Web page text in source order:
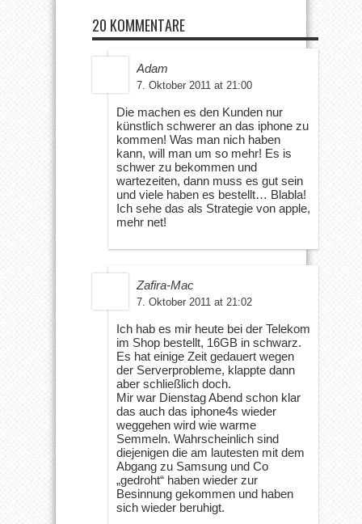
20 KOMMENTARE
Adam
7. Oktober 2011 at 21:00
Die machen es den Kunden nur
künstlich schwerer an das iphone zu
kommen! Was man nich haben
kann, will man um so mehr! Es is
schwer zu bekommen und
wartezeiten, dann muss es gut sein
und viele haben es bestellt… Blabla!
Ich sehe das als Strategie von apple,
mehr net!
Zafira-Mac
7. Oktober 2011 at 21:02
Ich hab es mir heute bei der Telekom
im Shop bestellt, 16GB in schwarz.
Es hat einige Zeit gedauert wegen
der Serverprobleme, klappte dann
aber schließlich doch.
Mir war Dienstag Abend schon klar
das auch das iphone4s wieder
weggehen wird wie warme
Semmeln. Wahrscheinlich sind
diejenigen die am lautesten mit dem
Abgang zu Samsung und Co
„gedroht“ haben wieder zur
Besinnung gekommen und haben
sich wieder beruhigt.